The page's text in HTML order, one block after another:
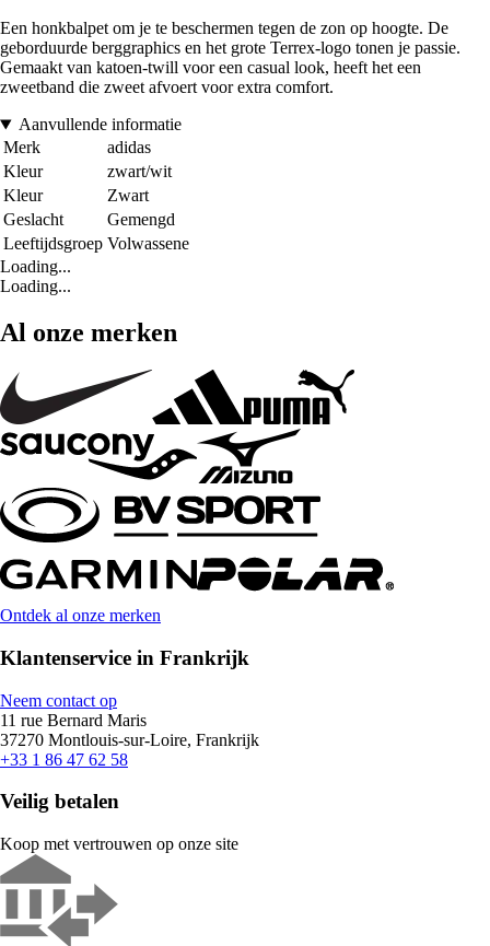
Een honkbalpet om je te beschermen tegen de zon op hoogte. De
geborduurde berggraphics en het grote Terrex-logo tonen je passie.
Gemaakt van katoen-twill voor een casual look, heeft het een
zweetband die zweet afvoert voor extra comfort.
Aanvullende informatie
Merk
adidas
Kleur
zwart/wit
Kleur
Zwart
Geslacht
Gemengd
Leeftijdsgroep Volwassene
Loading...
Loading...
Al onze merken
Ontdek al onze merken
Klantenservice in Frankrijk
Neem contact op
11 rue Bernard Maris
37270 Montlouis-sur-Loire, Frankrijk
+33 1 86 47 62 58
Veilig betalen
Koop met vertrouwen op onze site